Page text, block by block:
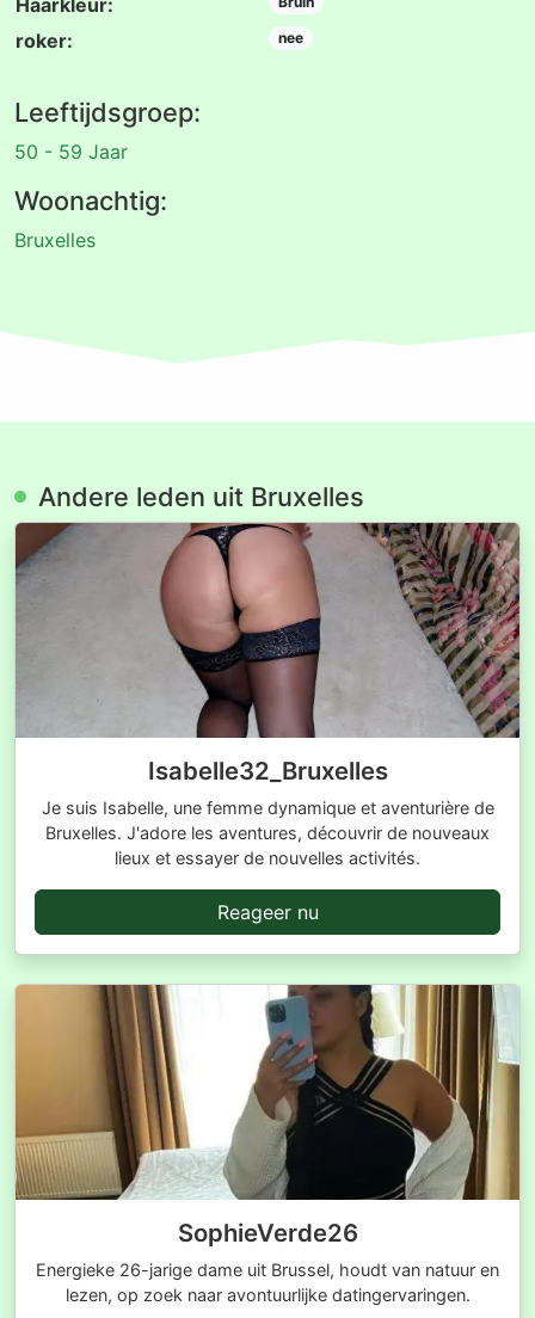
roker: nee
Leeftijdsgroep:
50 - 59 Jaar
Woonachtig:
Bruxelles
Andere leden uit Bruxelles
Isabelle32_Bruxelles
Je suis Isabelle, une femme dynamique et aventurière de
Bruxelles. J'adore les aventures, découvrir de nouveaux
lieux et essayer de nouvelles activités.
Reageer nu
SophieVerde26
Energieke 26-jarige dame uit Brussel, houdt van natuur en
lezen, op zoek naar avontuurlijke datingervaringen.